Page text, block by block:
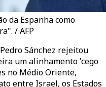
da Espanha como
/ AFP
Sánchez rejeitou
um alinhamento 'cego
no Médio Oriente,
entre Israel, os Estados